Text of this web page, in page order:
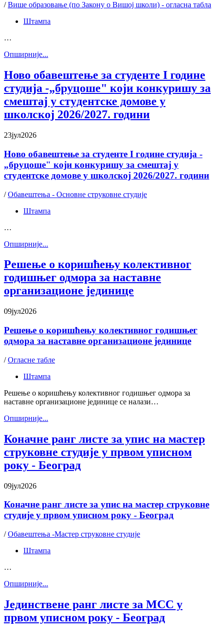
/Више образовање (по Закону о Вишој школи) - огласна табла
Штампа
…
Oпширније...
Ново обавештење за студенте I године
студија -„бруцоше" који конкуришу за
смештај у стyдентске домове у
школској 2026/2027. години
23јул2026
Ново обавештење за студенте I године студија -
„бруцоше" који конкуришу за смештај у
стyдентске домове у школској 2026/2027. години
/Обавештења - Основне струковне студије
Штампа
…
Oпширније...
Решење о коришћењу колективног
годишњег одмора за наставне
организационе јединице
09јул2026
Решење о коришћењу колективног годишњег
одмора за наставне организационе јединице
/Огласне табле
Штампа
Решење о коришћењу колективног годишњег одмора за
наставне организационе јединице се налази…
Oпширније...
Коначне ранг листе за упис на мастер
струковне студије у првом уписном
року - Београд
09јул2026
Коначне ранг листе за упис на мастер струковне
студије у првом уписном року - Београд
/Обавештења -Мастер струковне студије
Штампа
…
Oпширније...
Јединствене ранг листе за МСС у
првом уписном року - Београд